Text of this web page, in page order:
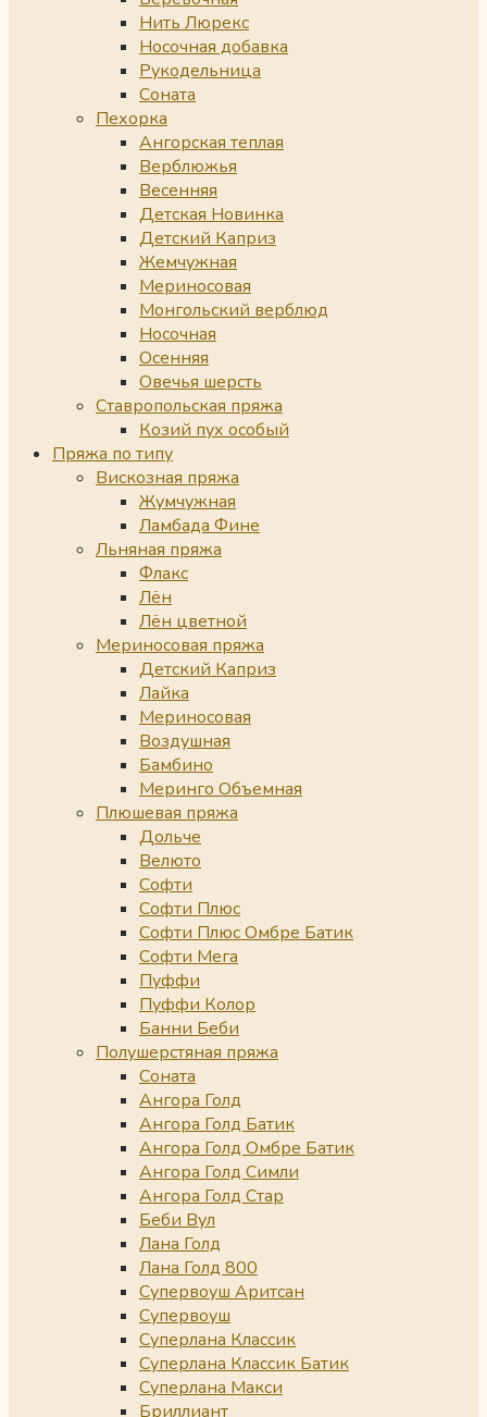
Нить Люрекс
Носочная добавка
Рукодельница
Соната
Пехорка
Ангорская теплая
Верблюжья
Весенняя
Детская Новинка
Детский Каприз
Жемчужная
Мериносовая
Монгольский верблюд
Носочная
Осенняя
Овечья шерсть
Ставропольская пряжа
Козий пух особый
Пряжа по типу
Вискозная пряжа
Жумчужная
Ламбада Фине
Льняная пряжа
Флакс
Лён
Лён цветной
Мериносовая пряжа
Детский Каприз
Лайка
Мериносовая
Воздушная
Бамбино
Меринго Объемная
Плюшевая пряжа
Дольче
Велюто
Софти
Софти Плюс
Софти Плюс Омбре Батик
Софти Мега
Пуффи
Пуффи Колор
Банни Беби
Полушерстяная пряжа
Соната
Ангора Голд
Ангора Голд Батик
Ангора Голд Омбре Батик
Ангора Голд Симли
Ангора Голд Стар
Беби Вул
Лана Голд
Лана Голд 800
Супервоуш Аритсан
Супервоуш
Суперлана Классик
Суперлана Классик Батик
Суперлана Макси
Бриллиант